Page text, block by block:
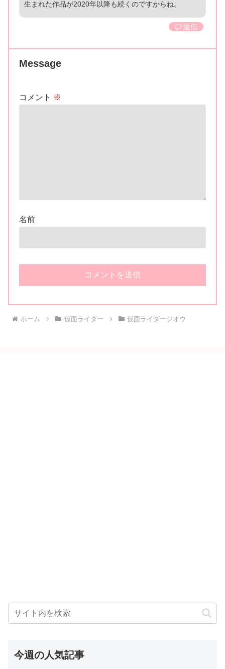
生まれた作品が2020年以降も続くのですからね。
返信
Message
コメント ※
名前
ホーム 仮面ライダー 仮面ライダージオウ
今週の人気記事